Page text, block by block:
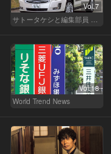
Vol.7
Vol.18
World Trend News